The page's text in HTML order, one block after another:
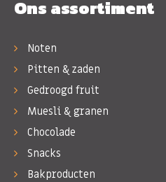
Ons assortiment
Noten
Pitten & zaden
Gedroogd fruit
Muesli & granen
Chocolade
Snacks
Bakproducten